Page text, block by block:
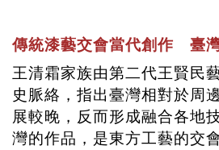
傳統漆藝交會當代創作 臺
王清霜家族由第二代王賢民
史脈絡，指出臺灣相對於周
展較晚，反而形成融合各地
灣的作品，是東方工藝的交